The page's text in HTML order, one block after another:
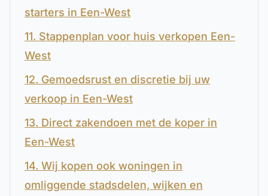
starters in Een-West
11. Stappenplan voor huis verkopen Een-
West
12. Gemoedsrust en discretie bij uw
verkoop in Een-West
13. Direct zakendoen met de koper in
Een-West
14. Wij kopen ook woningen in
omliggende stadsdelen, wijken en